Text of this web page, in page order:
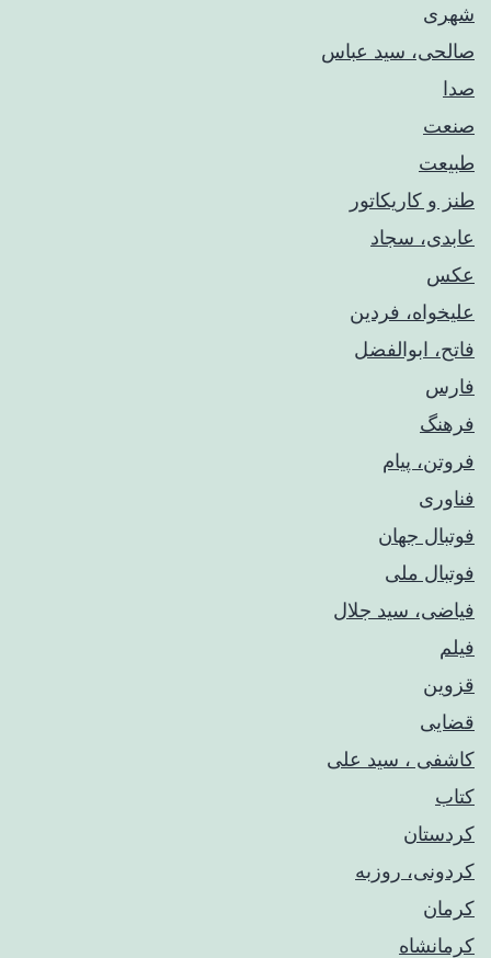
شهری
صالحی، سید عباس
صدا
صنعت
طبیعت
طنز و کاریکاتور
عابدی، سجاد
عکس
علیخواه، فردین
فاتح، ابوالفضل
فارس
فرهنگ
فروتن، پیام
فناوری
فوتبال جهان
فوتبال ملی
فیاضی، سید جلال
فیلم
قزوین
قضایی
کاشفی ، سید علی
کتاب
کردستان
کردونی، روزبه
کرمان
کرمانشاه